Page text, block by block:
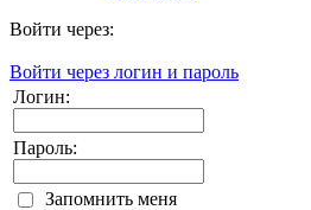
Войти через:
Войти через логин и пароль
Логин:
Пароль:
Запомнить меня